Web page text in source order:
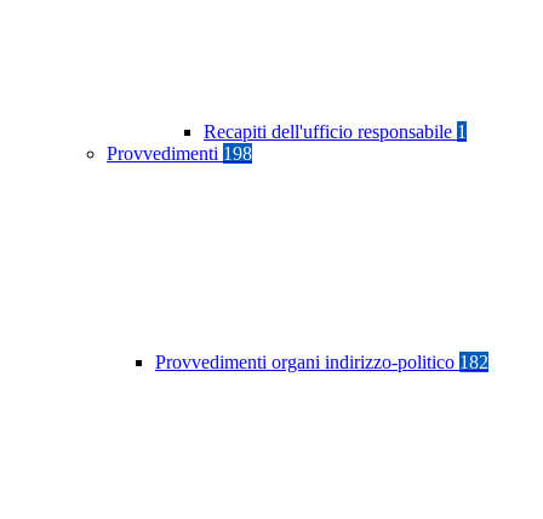
Recapiti dell'ufficio responsabile 1
Provvedimenti 198
Provvedimenti organi indirizzo-politico 182